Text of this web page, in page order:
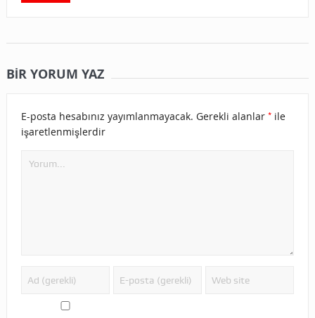
BIR YORUM YAZ
E-posta hesabınız yayımlanmayacak. Gerekli alanlar *ile
işaretlenmişlerdir